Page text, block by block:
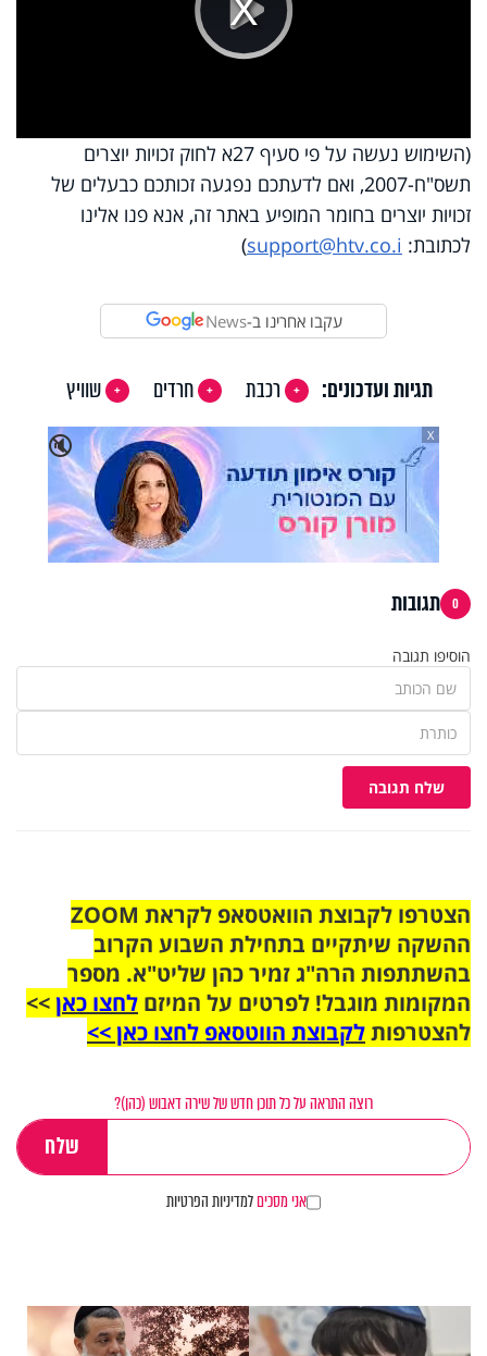
Play
Video (השימוש נעשה על פי סעיף 27א לחוק זכויות יוצרים
תשס"ח-2007, ואם לדעתכם נפגעה זכותכם כבעלים של
זכויות יוצרים בחומר המופיע באתר זה, אנא פנו אלינו
לכתובת: support@htv.co.i
)
עקבו אחרינו ב-News
תגיות ועדכונים: רכבת חרדים
שוויץ
🔇
X
0 תגובות
הוסיפו תגובה
שלח תגובה
הצטרפו לקבוצת הוואטסאפ לקראת ZOOM
ההשקה שיתקיים בתחילת השבוע הקרוב
בהשתתפות הרה"ג זמיר כהן שליט"א. מספר
המקומות מוגבל! לפרטים על המיזם לחצו כאן>>
להצטרפותלקבוצת הווטסאפ לחצו כאן >>
רוצה התראה על כל תוכן חדש של שירה דאבוש (כהן)?
אני מסכיםלמדיניות הפרטיות